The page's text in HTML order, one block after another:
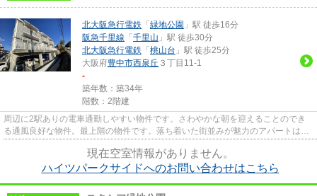
北大阪急行電鉄 「 緑地公園 」駅 徒歩16分
阪急千里線 「 千里山 」駅 徒歩30分
北大阪急行電鉄 「 桃山台 」駅 徒歩25分
大阪府豊中市西泉丘 ３丁目11-1
-
築年数：築34年
階数：2階建
周辺に2駅ありの電車通勤しやすい物件です。さわやかな朝を迎えることのでき
る通風良好な物件。最上階の物件です。落ち着いた街並みが魅力のアパートはこ
現在空室情報がありません。
ハイツパークサイドへのお問い合わせはこちら